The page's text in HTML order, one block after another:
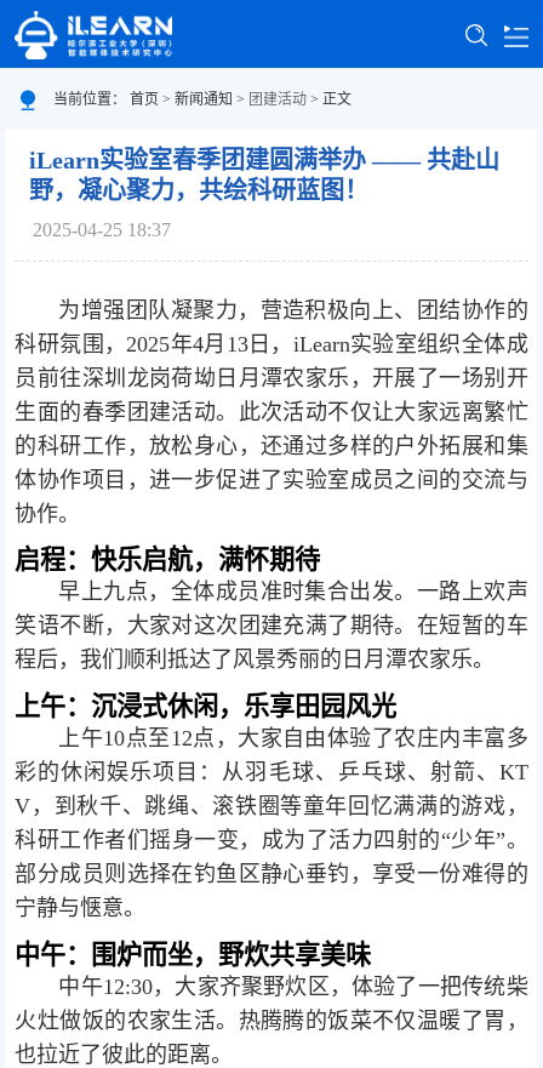
首页
中心概况
人员队伍
学术科研
常用资源
联系我们
当前位置：首页 >新闻通知 > 团建活动 > 正文
iLearn实验室春季团建圆满举办 —— 共赴山
野，凝心聚力，共绘科研蓝图！
2025-04-25 18:37
为增强团队凝聚力，营造积极向上、团结协作的
科研氛围，2025年4月13日，iLearn实验室组织全体成
员前往深圳龙岗荷坳日月潭农家乐，开展了一场别开
生面的春季团建活动。此次活动不仅让大家远离繁忙
的科研工作，放松身心，还通过多样的户外拓展和集
体协作项目，进一步促进了实验室成员之间的交流与
协作。
启程：快乐启航，满怀期待
早上九点，全体成员准时集合出发。一路上欢声
笑语不断，大家对这次团建充满了期待。在短暂的车
程后，我们顺利抵达了风景秀丽的日月潭农家乐。
上午：沉浸式休闲，乐享田园风光
上午10点至12点，大家自由体验了农庄内丰富多
彩的休闲娱乐项目：从羽毛球、乒乓球、射箭、KT
V，到秋千、跳绳、滚铁圈等童年回忆满满的游戏，
科研工作者们摇身一变，成为了活力四射的“少年”。
部分成员则选择在钓鱼区静心垂钓，享受一份难得的
宁静与惬意。
中午：围炉而坐，野炊共享美味
中午12:30，大家齐聚野炊区，体验了一把传统柴
火灶做饭的农家生活。热腾腾的饭菜不仅温暖了胃，
也拉近了彼此的距离。